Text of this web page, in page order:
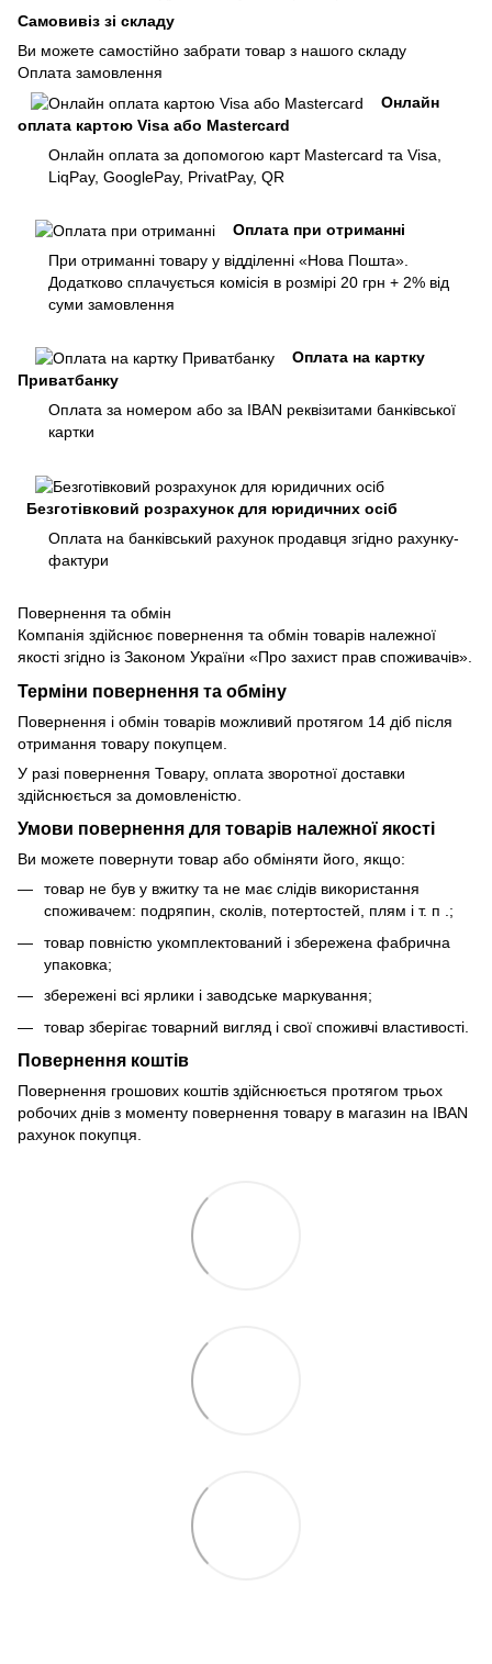
Самовивіз зі складу
Ви можете самостійно забрати товар з нашого складу
Оплата замовлення
Онлайн
оплата картою Visa або Mastercard
Онлайн оплата за допомогою карт Mastercard та Visa,
LiqPay, GooglePay, PrivatPay, QR
Оплата при отриманні
При отриманні товару у відділенні «Нова Пошта».
Додатково сплачується комісія в розмірі 20 грн + 2% від
суми замовлення
Оплата на картку
Приватбанку
Оплата за номером або за IBAN реквізитами банківської
картки
Безготівковий розрахунок для юридичних осіб
Оплата на банківський рахунок продавця згідно рахунку-
фактури
Повернення та обмін
Компанія здійснює повернення та обмін товарів належної
якості згідно із Законом України «Про захист прав споживачів».
Терміни повернення та обміну
Повернення і обмін товарів можливий протягом 14 діб після
отримання товару покупцем.
У разі повернення Товару, оплата зворотної доставки
здійснюється за домовленістю.
Умови повернення для товарів належної якості
Ви можете повернути товар або обміняти його, якщо:
товар не був у вжитку та не має слідів використання
споживачем: подряпин, сколів, потертостей, плям і т. п .;
товар повністю укомплектований і збережена фабрична
упаковка;
збережені всі ярлики і заводське маркування;
товар зберігає товарний вигляд і свої споживчі властивості.
Повернення коштів
Повернення грошових коштів здійснюється протягом трьох
робочих днів з моменту повернення товару в магазин на IBAN
рахунок покупця.